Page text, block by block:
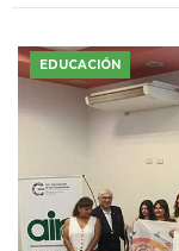
EDUCACIÓN